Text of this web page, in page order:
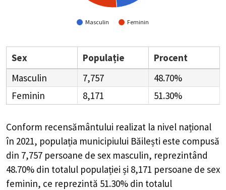
Masculin Feminin
Sex Populație
Procent
Masculin
7,757
48.70%
Feminin
8,171 51.30%
Conform recensământului realizat la nivel național
în 2021, populația municipiului Băilești este compusă
din 7,757 persoane de sex masculin, reprezintând
48.70% din totalul populației și 8,171 persoane de sex
feminin, ce reprezintă 51.30% din totalul